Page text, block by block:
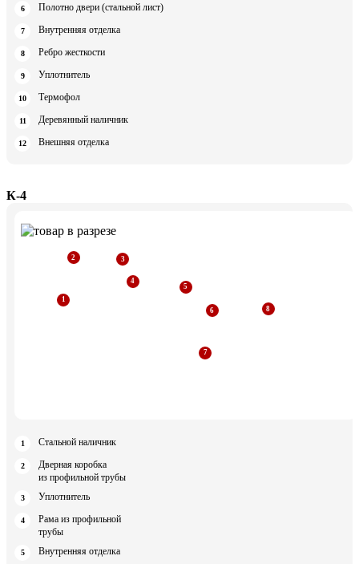
Полотно двери (стальной лист)
Внутренняя отделка
Ребро жесткости
Уплотнитель
Термофол
Деревянный наличник
Внешняя отделка
К-4
Стальной наличник
Дверная коробка
из профильной трубы
Уплотнитель
Рама из профильной
трубы
Внутренняя отделка